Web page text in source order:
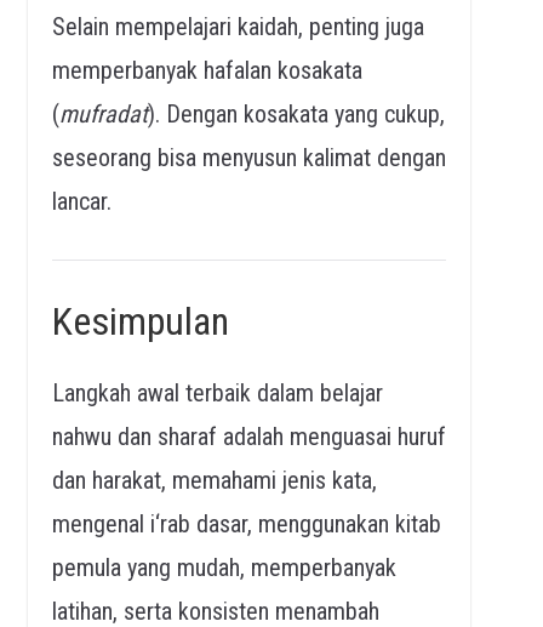
Selain mempelajari kaidah, penting juga
memperbanyak hafalan kosakata
(mufradat). Dengan kosakata yang cukup,
seseorang bisa menyusun kalimat dengan
lancar.
Kesimpulan
Langkah awal terbaik dalam belajar
nahwu dan sharaf adalah menguasai huruf
dan harakat, memahami jenis kata,
mengenal i‘rab dasar, menggunakan kitab
pemula yang mudah, memperbanyak
latihan, serta konsisten menambah